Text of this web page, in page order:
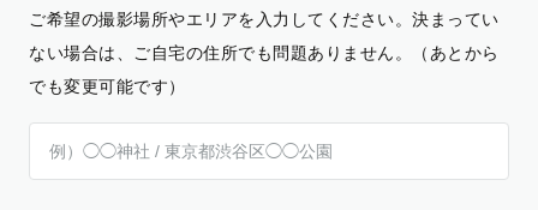
ご希望の撮影場所やエリアを入力してください。決まってい
ない場合は、ご自宅の住所でも問題ありません。（あとから
でも変更可能です）